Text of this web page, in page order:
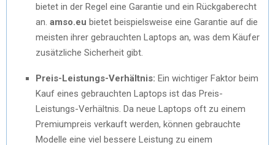
bietet in der Regel eine Garantie und ein Rückgaberecht
an. amso.eu bietet beispielsweise eine Garantie auf die
meisten ihrer gebrauchten Laptops an, was dem Käufer
zusätzliche Sicherheit gibt.
Preis-Leistungs-Verhältnis: Ein wichtiger Faktor beim
Kauf eines gebrauchten Laptops ist das Preis-
Leistungs-Verhältnis. Da neue Laptops oft zu einem
Premiumpreis verkauft werden, können gebrauchte
Modelle eine viel bessere Leistung zu einem